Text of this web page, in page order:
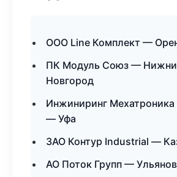
ООО Line Комплект —
ПК Модуль Союз —
Новгород
Инжиниринг Мехатроника
— Уфа
ЗАО Контур Industrial —
АО Поток Групп —